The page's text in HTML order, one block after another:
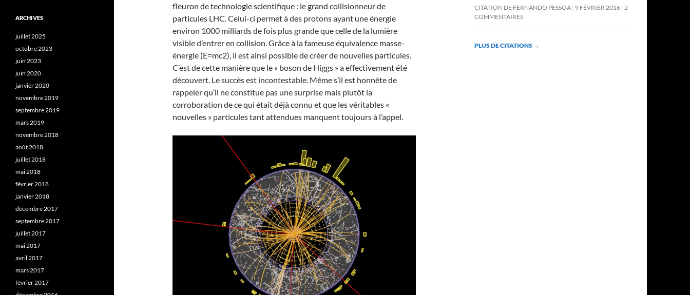
fleuron de technologie scientifique : le grand collisionneur de
particules LHC. Celui-ci permet à des protons ayant une énergie
environ 1000 milliards de fois plus grande que celle de la lumière
visible d’entrer en collision. Grâce à la fameuse équivalence masse-
énergie (E=mc2), il est ainsi possible de créer de nouvelles particules.
C’est de cette manière que le « boson de Higgs » a effectivement été
découvert. Le succès est incontestable. Même s’il est honnête de
rappeler qu’il ne constitue pas une surprise mais plutôt la
corroboration de ce qui était déjà connu et que les véritables «
nouvelles » particules tant attendues manquent toujours à l’appel.
CITATION DE FERNANDO PESSOA 9 FÉVRIER 2016 2
COMMENTAIRES
PLUS DE CITATIONS →
ARCHIVES
juillet 2025
octobre 2023
juin 2023
juin 2020
janvier 2020
novembre 2019
septembre 2019
mars 2019
novembre 2018
août 2018
juillet 2018
mai 2018
février 2018
janvier 2018
décembre 2017
septembre 2017
juillet 2017
mai 2017
avril 2017
mars 2017
février 2017